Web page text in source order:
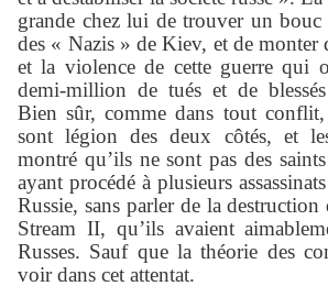
grande chez lui de trouver un bouc
des « Nazis » de Kiev, et de monter
et la violence de cette guerre qui
demi-million de tués et de
Bien sûr, comme dans tout
sont légion des deux côtés, et
montré qu’ils ne sont pas des
ayant procédé à plusieurs
Russie, sans parler de la
Stream II, qu’ils avaient
Russes. Sauf que la théorie des
voir dans cet attentat.